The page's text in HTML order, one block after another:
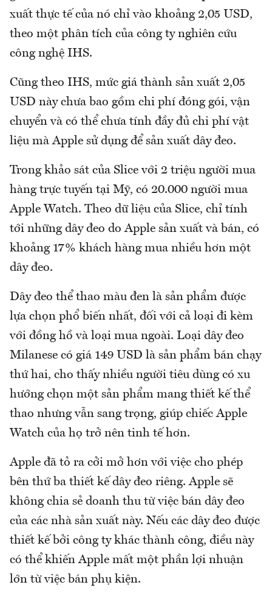
xuất thực tế của nó chỉ vào khoảng 2,05 USD,
theo một phân tích của công ty nghiên cứu
công nghệ IHS.
Cũng theo IHS, mức giá thành sản xuất 2,05
USD này chưa bao gồm chi phí đóng gói, vận
chuyển và có thể chưa tính đầy đủ chi phí vật
liệu mà Apple sử dụng để sản xuất dây đeo.
Trong khảo sát của Slice với 2 triệu người mua
hàng trực tuyến tại Mỹ, có 20.000 người mua
Apple Watch. Theo dữ liệu của Slice, chỉ tính
tới những dây đeo do Apple sản xuất và bán, có
khoảng 17% khách hàng mua nhiều hơn một
dây đeo.
Dây đeo thể thao màu đen là sản phẩm được
lựa chọn phổ biến nhất, đối với cả loại đi kèm
với đồng hồ và loại mua ngoài. Loại dây đeo
Milanese có giá 149 USD là sản phẩm bán chạy
thứ hai, cho thấy nhiều người tiêu dùng có xu
hướng chọn một sản phẩm mang thiết kế thể
thao nhưng vẫn sang trọng, giúp chiếc Apple
Watch của họ trở nên tinh tế hơn.
Apple đã tỏ ra cởi mở hơn với việc cho phép
bên thứ ba thiết kế dây đeo riêng. Apple sẽ
không chia sẻ doanh thu từ việc bán dây đeo
của các nhà sản xuất này. Nếu các dây đeo được
thiết kế bởi công ty khác thành công, điều này
có thể khiến Apple mất một phần lợi nhuận
lớn từ việc bán phụ kiện.